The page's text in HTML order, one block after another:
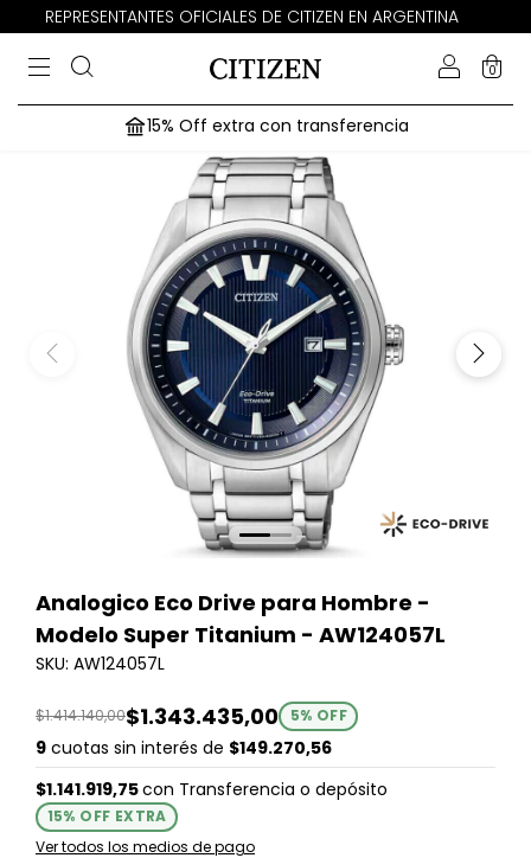
REPRESENTANTES OFICIALES DE CITIZEN EN ARGENTINA
0
15% Off extra con transferencia
Analogico Eco Drive para Hombre -
Modelo Super Titanium - AW124057L
SKU: AW124057L
$1.414.140,00$1.343.435,00 5% OFF
9 cuotas sin interés de $149.270,56
$1.141.919,75con Transferencia o depósito
15% OFF EXTRA
Ver todos los medios de pago